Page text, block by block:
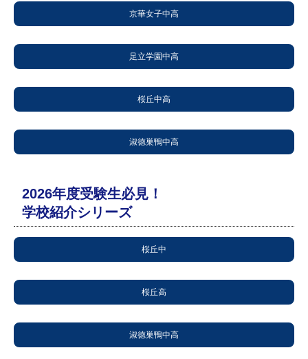
京華女子中高
足立学園中高
桜丘中高
淑徳巣鴨中高
2026年度受験生必見！
学校紹介シリーズ
桜丘中
桜丘高
淑徳巣鴨中高